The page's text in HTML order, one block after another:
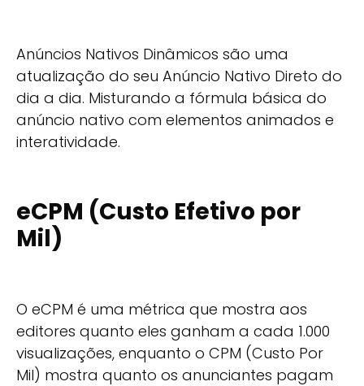
Anúncios Nativos Dinâmicos são uma
atualização do seu Anúncio Nativo Direto do
dia a dia. Misturando a fórmula básica do
anúncio nativo com elementos animados e
interatividade.
eCPM (Custo Efetivo por
Mil)
O eCPM é uma métrica que mostra aos
editores quanto eles ganham a cada 1.000
visualizações, enquanto o CPM (Custo Por
Mil) mostra quanto os anunciantes pagam